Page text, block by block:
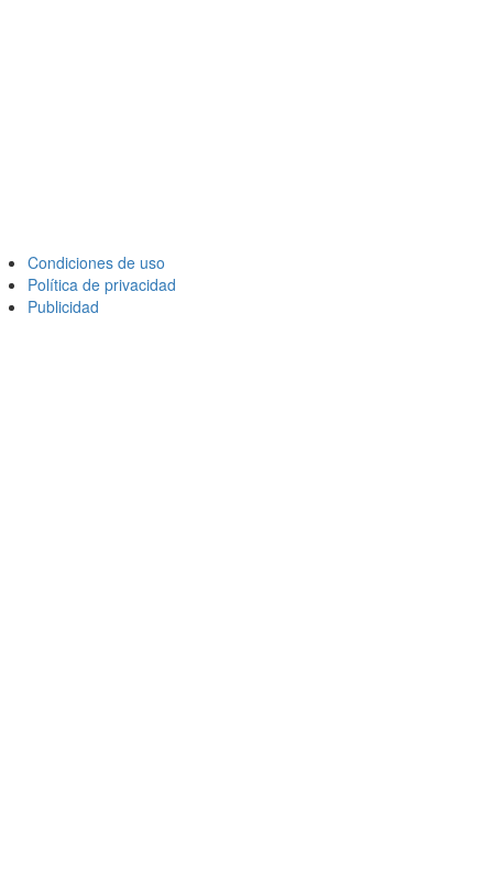
Condiciones de uso
Política de privacidad
Publicidad